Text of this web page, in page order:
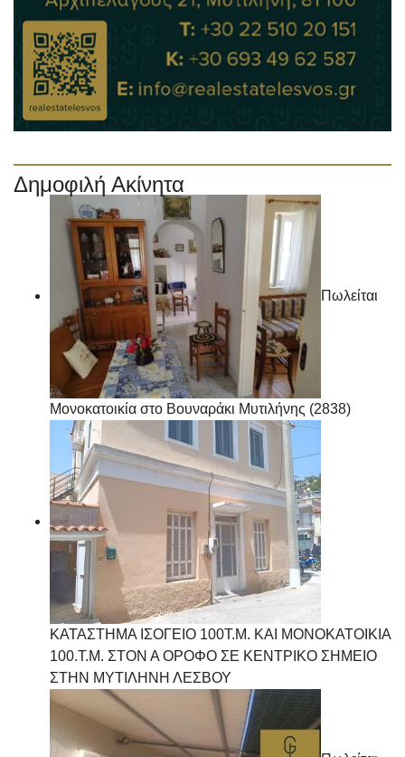
Δημοφιλή Ακίνητα
Πωλείται
Μονοκατοικία στο Βουναράκι Μυτιλήνης (2838)
ΚΑΤΑΣΤΗΜΑ ΙΣΟΓΕΙΟ 100Τ.Μ. ΚΑΙ ΜΟΝΟΚΑΤΟΙΚΙΑ
100.Τ.Μ. ΣΤΟΝ Α ΟΡΟΦΟ ΣΕ ΚΕΝΤΡΙΚΟ ΣΗΜΕΙΟ
ΣΤΗΝ ΜΥΤΙΛΗΝΗ ΛΕΣΒΟΥ